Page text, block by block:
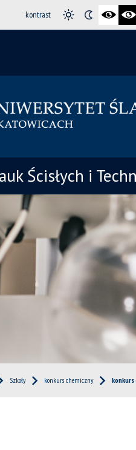
kontrast
Ścisłych i
Szkoły konkurs chemiczny konkurs